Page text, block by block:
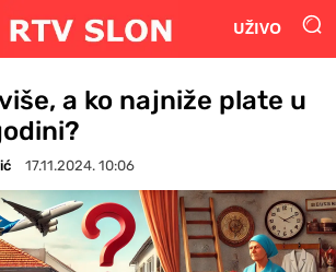
UŽIVO
a ko najniže plate u
17.11.2024. 10:06